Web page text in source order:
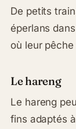
De petits
éperlans
où leur
Le hareng
Le hareng
fins adaptés